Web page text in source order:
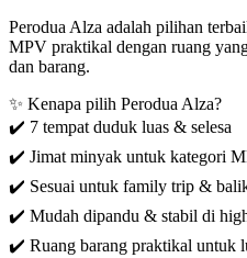
Perodua Alza adalah pilihan
MPV praktikal dengan ruang
dan barang.
✨ Kenapa pilih Perodua Alza?
✔️ 7 tempat duduk luas & selesa
✔️ Jimat minyak untuk kategori
✔️ Sesuai untuk family trip &
✔️ Mudah dipandu & stabil di
✔️ Ruang barang praktikal untuk